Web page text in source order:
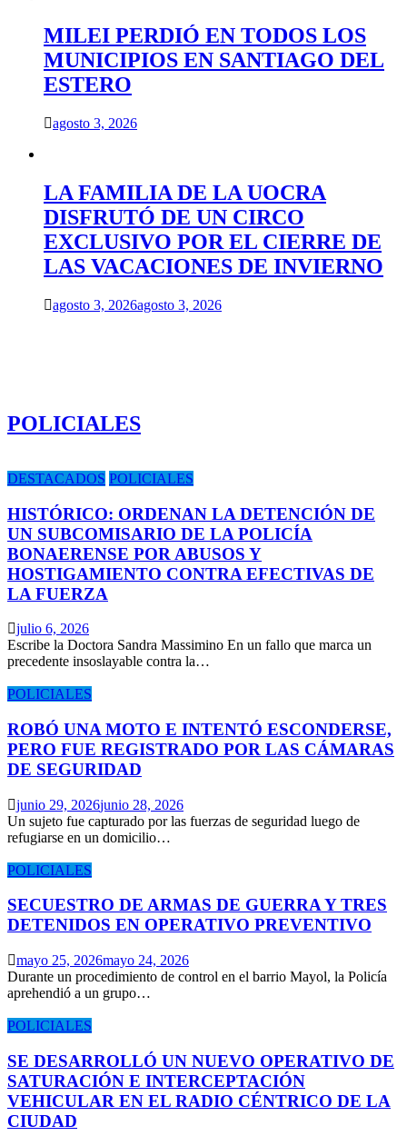
MILEI PERDIÓ EN TODOS LOS
MUNICIPIOS EN SANTIAGO DEL
ESTERO
agosto 3, 2026
LA FAMILIA DE LA UOCRA
DISFRUTÓ DE UN CIRCO
EXCLUSIVO POR EL CIERRE DE
LAS VACACIONES DE INVIERNO
agosto 3, 2026agosto 3, 2026
POLICIALES
DESTACADOS POLICIALES
HISTÓRICO: ORDENAN LA DETENCIÓN DE
UN SUBCOMISARIO DE LA POLICÍA
BONAERENSE POR ABUSOS Y
HOSTIGAMIENTO CONTRA EFECTIVAS DE
LA FUERZA
julio 6, 2026
Escribe la Doctora Sandra Massimino En un fallo que marca un
precedente insoslayable contra la…
POLICIALES
ROBÓ UNA MOTO E INTENTÓ ESCONDERSE,
PERO FUE REGISTRADO POR LAS CÁMARAS
DE SEGURIDAD
junio 29, 2026junio 28, 2026
Un sujeto fue capturado por las fuerzas de seguridad luego de
refugiarse en un domicilio…
POLICIALES
SECUESTRO DE ARMAS DE GUERRA Y TRES
DETENIDOS EN OPERATIVO PREVENTIVO
mayo 25, 2026mayo 24, 2026
Durante un procedimiento de control en el barrio Mayol, la Policía
aprehendió a un grupo…
POLICIALES
SE DESARROLLÓ UN NUEVO OPERATIVO DE
SATURACIÓN E INTERCEPTACIÓN
VEHICULAR EN EL RADIO CÉNTRICO DE LA
CIUDAD